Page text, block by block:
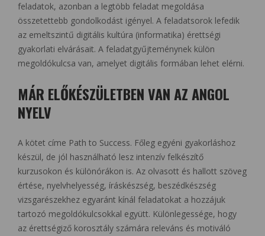
feladatok, azonban a legtöbb feladat megoldása
összetettebb gondolkodást igényel. A feladatsorok lefedik
az emeltszintű digitális kultúra (informatika) érettségi
gyakorlati elvárásait. A feladatgyűjteménynek külön
megoldókulcsa van, amelyet digitális formában lehet elérni.
MÁR ELŐKÉSZÜLETBEN VAN AZ ANGOL
NYELV
A kötet címe Path to Success. Főleg egyéni gyakorláshoz
készül, de jól használható lesz intenzív felkészítő
kurzusokon és különórákon is. Az olvasott és hallott szöveg
értése, nyelvhelyesség, íráskészség, beszédkészség
vizsgarészekhez egyaránt kínál feladatokat a hozzájuk
tartozó megoldókulcsokkal együtt. Különlegessége, hogy
az érettségiző korosztály számára releváns és motiváló